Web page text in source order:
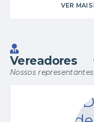
SERVIÇOS DE
MUNICIPAL DE
RIBEIRÃO
VERMELHO/MG
VER MAIS
Vereadores
Nossos representantes